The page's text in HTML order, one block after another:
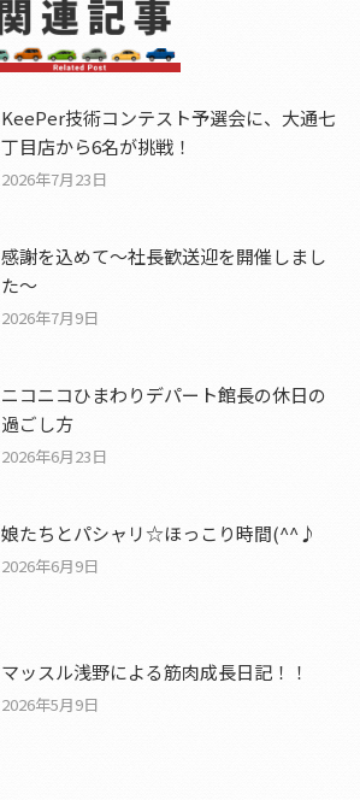
KeePer技術コンテスト予選会に、大通七
丁目店から6名が挑戦！
2026年7月23日
感謝を込めて〜社長歓送迎を開催しまし
た〜
2026年7月9日
ニコニコひまわりデパート館長の休日の
過ごし方
2026年6月23日
娘たちとパシャリ☆ほっこり時間(^^♪
2026年6月9日
マッスル浅野による筋肉成長日記！！
2026年5月9日